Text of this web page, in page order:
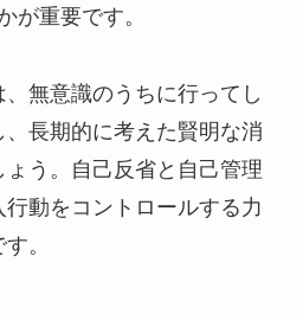
が重要です。
無意識のうちに行ってし
、長期的に考えた賢明な消
う。自己反省と自己管理
動をコントロールする力
。